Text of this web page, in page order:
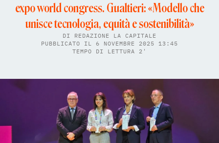
expo world congress. Gualtieri: «Modello che
unisce tecnologia, equità e sostenibilità»
DI REDAZIONE LA CAPITALE
PUBBLICATO IL 6 NOVEMBRE 2025 13:45
TEMPO DI LETTURA 2'